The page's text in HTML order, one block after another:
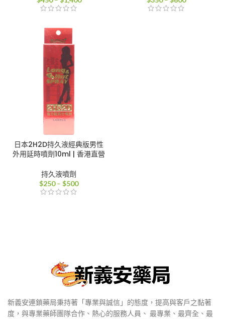
日本2H2D持久液經典版男性
外用延時噴劑10ml | 香港直營
持久液噴劑
$250 – $500價
新義安連鎖藥局秉持著「專業與誠信」的態度，提高與客戶之黏著
度，與專業藥師團隊合作、熱心的服務人員、 最專業、最齊全、最